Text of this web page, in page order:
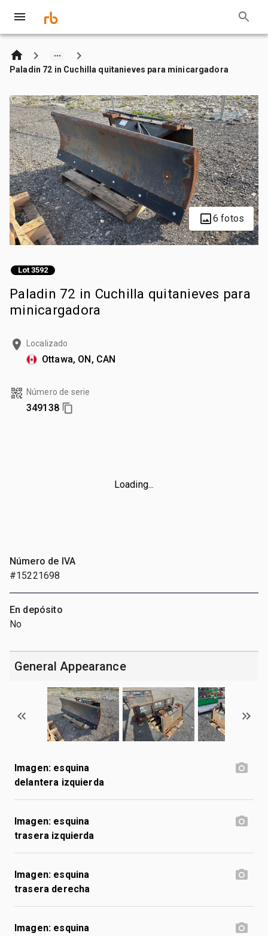
Paladin 72 in Cuchilla quitanieves para minicargadora
6 fotos
Lot 3592
Paladin 72 in Cuchilla quitanieves para
minicargadora
Localizado
Ottawa, ON, CAN
Número de serie
349138
Loading...
Número de IVA
#15221698
En depósito
No
General Appearance
Imagen: esquina
delantera izquierda
Imagen: esquina
trasera izquierda
Imagen: esquina
trasera derecha
Imagen: esquina